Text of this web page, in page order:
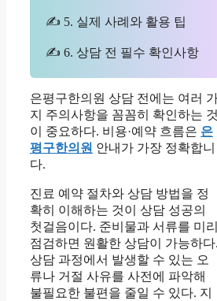
✍ 5. 실제 사례와 활용 팁
✍ 6. 상담 전 필수 확인사항
은평구한의원 상담 전에는 여러
지 주의사항을 꼼꼼히 확인하는 것
이 중요하다. 비용·예약 흐름은 은
평구한의원 안내가 가장 정확합니
다.
진료 예약 절차와 상담 방법을 정
확히 이해하는 것이 상담 성공의
첫걸음이다. 준비물과 서류를 미리
점검하면 원활한 상담이 가능하다.
상담 과정에서 발생할 수 있는 오
류나 거절 사유를 사전에 파악해
불필요한 불편을 줄일 수 있다. 지